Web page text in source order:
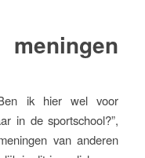
ik hier wel voor
in de sportschool?”,
van anderen